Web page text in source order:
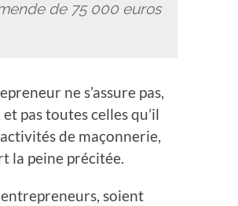
de 75 000 euros
ne s’assure pas,
pas toutes celles qu’il
de maçonnerie,
la peine précitée.
soient